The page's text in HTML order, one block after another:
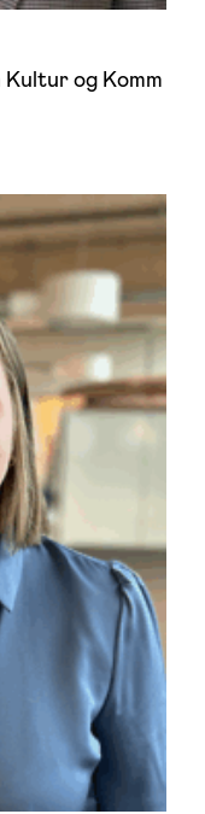
og Komm